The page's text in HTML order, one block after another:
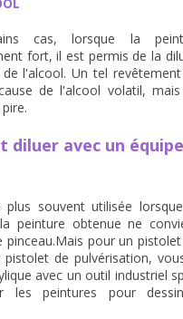
cas, lorsque la
fort, il est permis de la
l'alcool. Un tel
de l'alcool volatil,
diluer avec un
plus souvent utilisée
peinture obtenue ne
pinceau.Mais pour un
de pulvérisation,
avec un outil industriel
les peintures pour